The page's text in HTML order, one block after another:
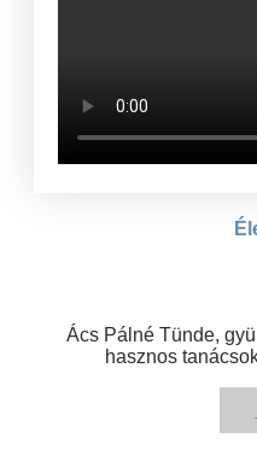
Ács Pálné Tünde,
hasznos